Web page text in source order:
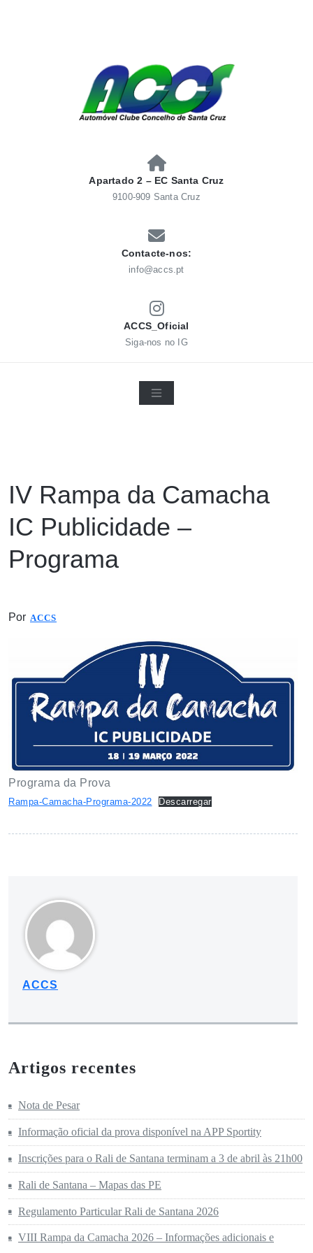
CONCELHO SANTACRUZ
Apartado 2 – EC Santa Cruz
9100-909 Santa Cruz
Contacte-nos:
info@accs.pt
ACCS_Oficial
Siga-nos no IG
IV Rampa da Camacha
IC Publicidade –
Programa
Por ACCS
Programa da Prova
Rampa-Camacha-Programa-2022 Descarregar
ACCS
Artigos recentes
Nota de Pesar
Informação oficial da prova disponível na APP Sportity
Inscrições para o Rali de Santana terminam a 3 de abril às 21h00
Rali de Santana – Mapas das PE
Regulamento Particular Rali de Santana 2026
VIII Rampa da Camacha 2026 – Informações adicionais e